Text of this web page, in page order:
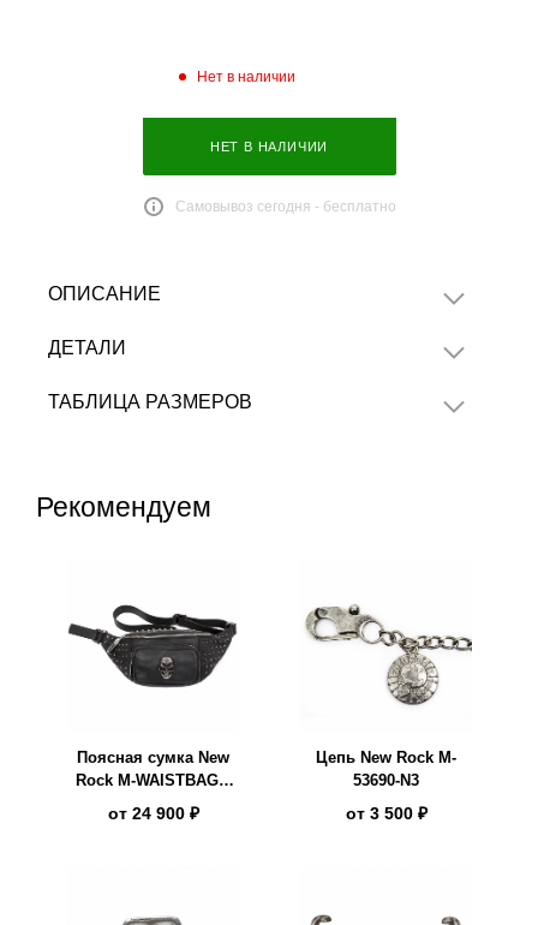
Нет в наличии
НЕТ В НАЛИЧИИ
Самовывоз сегодня - бесплатно
ОПИСАНИЕ
ДЕТАЛИ
ТАБЛИЦА РАЗМЕРОВ
Рекомендуем
Поясная сумка New
Rock M-WAISTBAG3-
от 24 900 ₽
Цепь New Rock M-
53690-N3
от 3 500 ₽